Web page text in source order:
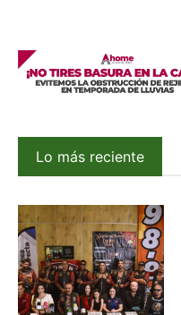
Lo más reciente